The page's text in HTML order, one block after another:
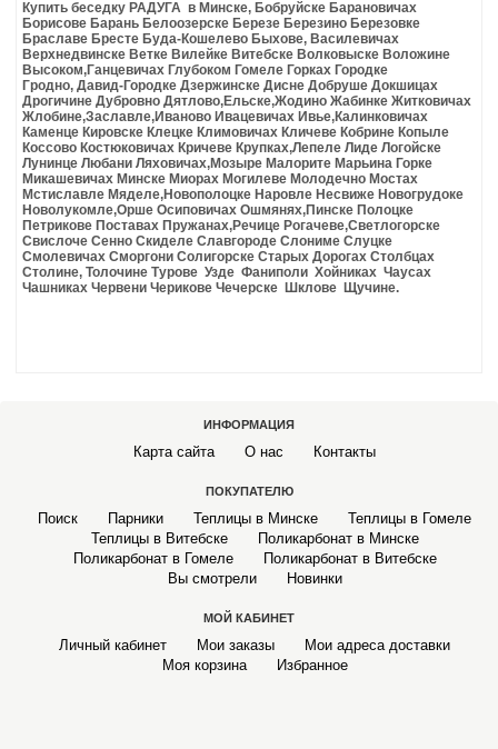
Купить беседку РАДУГА в Минске, Бобруйске Барановичах
Борисове Барань Белоозерске Березе Березино Березовке
Браславе Бресте Буда-Кошелево Быхове, Василевичах
Верхнедвинске Ветке Вилейке Витебске Волковыске Воложине
Высоком,Ганцевичах Глубоком Гомеле Горках Городке
Гродно, Давид-Городке Дзержинске Дисне Добруше Докшицах
Дрогичине Дубровно Дятлово,Ельске,Жодино Жабинке Житковичах
Жлобине,Заславле,Иваново Ивацевичах Ивье,Калинковичах
Каменце Кировске Клецке Климовичах Кличеве Кобрине Копыле
Коссово Костюковичах Кричеве Крупках,Лепеле Лиде Логойске
Лунинце Любани Ляховичах,Мозыре Малорите Марьина Горке
Микашевичах Минске Миорах Могилеве Молодечно Мостах
Мстиславле Мяделе,Новополоцке Наровле Несвиже Новогрудоке
Новолукомле,Орше Осиповичах Ошмянях,Пинске Полоцке
Петрикове Поставах Пружанах,Речице Рогачеве,Светлогорске
Свислоче Сенно Скиделе Славгороде Слониме Слуцке
Смолевичах Сморгони Солигорске Старых Дорогах Столбцах
Столине, Толочине Турове Узде Фаниполи Хойниках Чаусах
Чашниках Червени Черикове Чечерске Шклове Щучине.
ИНФОРМАЦИЯ
Карта сайта О нас Контакты
ПОКУПАТЕЛЮ
Поиск Парники Теплицы в Минске
Теплицы в Гомеле
Теплицы в Витебске
Поликарбонат в Минске
Поликарбонат в Гомеле
Поликарбонат в Витебске
Вы смотрели
Новинки
МОЙ КАБИНЕТ
Личный кабинет Мои заказы
Мои адреса доставки
Моя корзина
Избранное